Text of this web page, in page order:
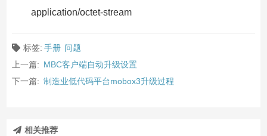
application/octet-stream
标签: 手册 问题
上一篇: MBC客户端自动升级设置
下一篇: 制造业低代码平台mobox3升级过程
相关推荐